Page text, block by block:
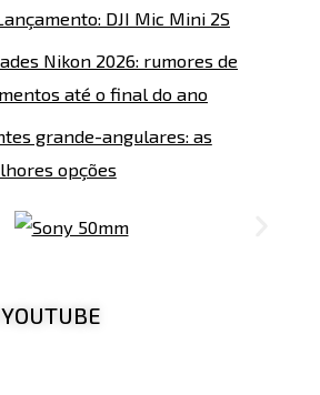
DJI Mic Mini 2S
Nikon 2026: rumores de
até o final do ano
grande-angulares: as
opções